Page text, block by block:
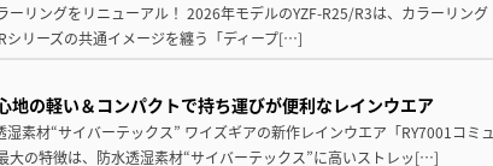
ーリングをリニューアル！ 2026年モデルのYZF-R25/R3は、カラーリング
シリーズの共通イメージを纏う「ディープ[…]
地の軽い＆コンパクトで持ち運びが便利なレインウエア
素材“サイバーテックス” ワイズギアの新作レインウエア「RY7001コミュ
大の特徴は、防水透湿素材“サイバーテックス”に高いストレッ[…]